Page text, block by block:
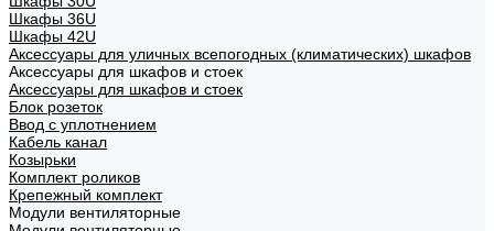
Шкафы 36U
Шкафы 42U
Аксессуары для уличных всепогодных (климатических) шкафов
Аксессуары для шкафов и стоек
Аксессуары для шкафов и стоек
Блок розеток
Ввод с уплотнением
Кабель канал
Козырьки
Комплект роликов
Крепежный комплект
Модули вентиляторные